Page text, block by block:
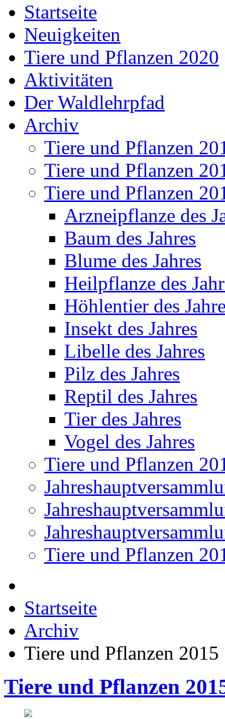
Startseite
Neuigkeiten
Tiere und Pflanzen 2020
Aktivitäten
Der Waldlehrpfad
Archiv
Tiere und Pflanzen
Tiere und Pflanzen
Tiere und Pflanzen
Arzneipflanze des
Baum des Jahres
Blume des Jahres
Heilpflanze des
Höhlentier des
Insekt des Jahres
Libelle des Jahres
Pilz des Jahres
Reptil des Jahres
Tier des Jahres
Vogel des Jahres
Tiere und Pflanzen
Tiere und Pflanzen
Startseite
Archiv
Tiere und Pflanzen 2015
Tiere und Pflanzen